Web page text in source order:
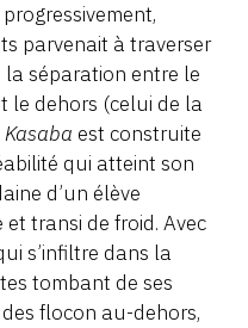
parvenait à traverser
séparation entre le
le dehors (celui de la
Kasaba est construite
qui atteint son
d’un élève
transi de froid. Avec
s’infiltre dans la
tombant de ses
flocon au-dehors,